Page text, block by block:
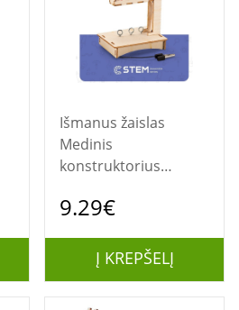
Išmanus žaislas
Medinis
konstruktorius
mokomasis modelis
9.29€
Į KREPŠELĮ